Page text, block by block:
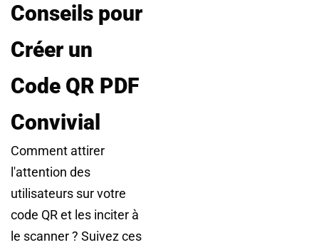
Conseils pour
Créer un
Code QR PDF
Convivial
Comment attirer
l'attention des
utilisateurs sur votre
code QR et les inciter à
le scanner ? Suivez ces